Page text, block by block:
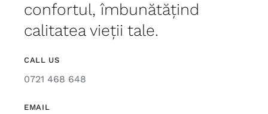
confortul, îmbunătățind
calitatea vieții tale.
CALL US
0721 468 648
EMAIL